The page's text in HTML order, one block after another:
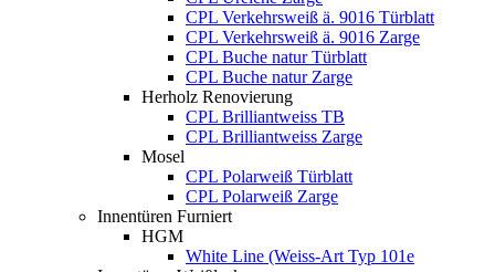
CPL Verkehrsweiß ä. 9016 Türblatt
CPL Verkehrsweiß ä. 9016 Zarge
CPL Buche natur Türblatt
CPL Buche natur Zarge
Herholz Renovierung
CPL Brilliantweiss TB
CPL Brilliantweiss Zarge
Mosel
CPL Polarweiß Türblatt
CPL Polarweiß Zarge
Innentüren Furniert
HGM
White Line (Weiss-Art Typ 101e